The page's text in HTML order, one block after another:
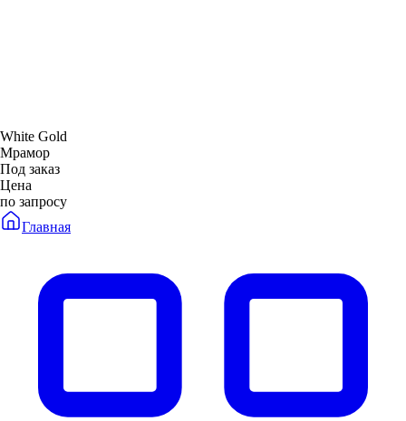
White Gold
Мрамор
Под заказ
Цена
по запросу
Главная